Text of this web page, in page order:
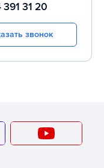
31 20
звонок